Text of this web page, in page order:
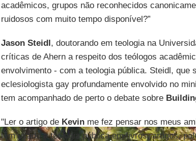
acadêmicos, grupos não reconhecidos
ruidosos com muito tempo disponível?”
Jason Steidl, doutorando em teologia na
críticas de Ahern a respeito dos teólogos
envolvimento - com a teologia pública. Steidl, que
eclesiologista gay profundamente envolvido no
tem acompanhado de perto o debate sobre
"Ler o artigo de Kevinme fez pensar nos meus
têm usado a teologia pública em livros, artigos,